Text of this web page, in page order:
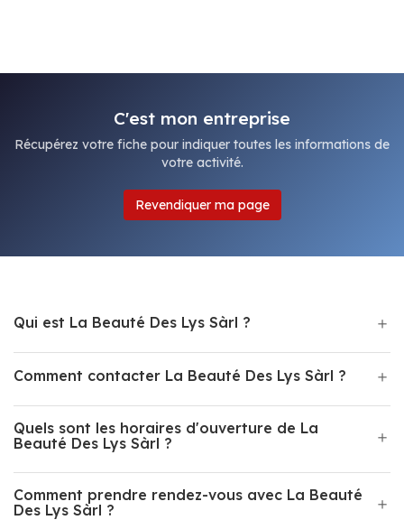
C'est mon entreprise
Récupérez votre fiche pour indiquer toutes les informations de
votre activité.
Revendiquer ma page
Qui est La Beauté Des Lys Sàrl ?
Comment contacter La Beauté Des Lys Sàrl ?
Quels sont les horaires d'ouverture de La
Beauté Des Lys Sàrl ?
Comment prendre rendez-vous avec La Beauté
Des Lys Sàrl ?